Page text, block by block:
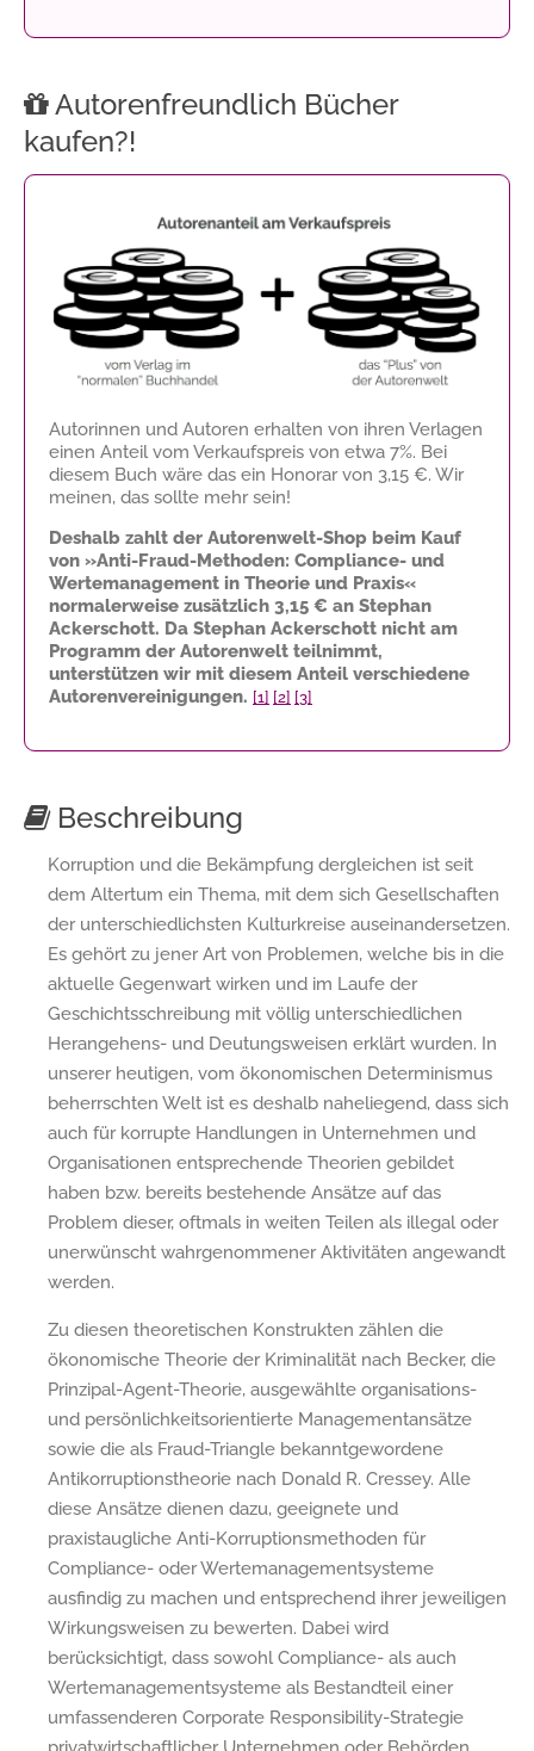
Autorenfreundlich Bücher
kaufen?!
Autorinnen und Autoren erhalten von ihren Verlagen
einen Anteil vom Verkaufspreis von etwa 7%. Bei
diesem Buch wäre das ein Honorar von 3,15 €. Wir
meinen, das sollte mehr sein!
Deshalb zahlt der Autorenwelt-Shop beim Kauf
von »Anti-Fraud-Methoden: Compliance- und
Wertemanagement in Theorie und Praxis«
normalerweise zusätzlich 3,15 € an Stephan
Ackerschott. Da Stephan Ackerschott nicht am
Programm der Autorenwelt teilnimmt,
unterstützen wir mit diesem Anteil verschiedene
Autorenvereinigungen. [1] [2] [3]
Beschreibung
Korruption und die Bekämpfung dergleichen ist seit
dem Altertum ein Thema, mit dem sich Gesellschaften
der unterschiedlichsten Kulturkreise auseinandersetzen.
Es gehört zu jener Art von Problemen, welche bis in die
aktuelle Gegenwart wirken und im Laufe der
Geschichtsschreibung mit völlig unterschiedlichen
Herangehens- und Deutungsweisen erklärt wurden. In
unserer heutigen, vom ökonomischen Determinismus
beherrschten Welt ist es deshalb naheliegend, dass sich
auch für korrupte Handlungen in Unternehmen und
Organisationen entsprechende Theorien gebildet
haben bzw. bereits bestehende Ansätze auf das
Problem dieser, oftmals in weiten Teilen als illegal oder
unerwünscht wahrgenommener Aktivitäten angewandt
werden.
Zu diesen theoretischen Konstrukten zählen die
ökonomische Theorie der Kriminalität nach Becker, die
Prinzipal-Agent-Theorie, ausgewählte organisations-
und persönlichkeitsorientierte Managementansätze
sowie die als Fraud-Triangle bekanntgewordene
Antikorruptionstheorie nach Donald R. Cressey. Alle
diese Ansätze dienen dazu, geeignete und
praxistaugliche Anti-Korruptionsmethoden für
Compliance- oder Wertemanagementsysteme
ausfindig zu machen und entsprechend ihrer jeweiligen
Wirkungsweisen zu bewerten. Dabei wird
berücksichtigt, dass sowohl Compliance- als auch
Wertemanagementsysteme als Bestandteil einer
umfassenderen Corporate Responsibility-Strategie